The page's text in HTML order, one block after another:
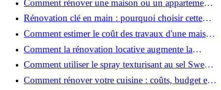
Comment rénover une maison ou un appartement
avec 50 000 € : budget, étapes et astuces ?
Rénovation clé en main : pourquoi choisir cette
solution et à quoi faire attention ?
Comment estimer le coût des travaux d'une maison
?
Comment la rénovation locative augmente la
rentabilité de votre parc immobilier ?
Comment utiliser le spray texturisant au sel Sweet
Salt pour des cheveux effet plage ?
Comment rénover votre cuisine : coûts, budget et